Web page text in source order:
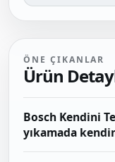
ÖNE ÇIKANLAR
Ürün
Bosch Kendini
yıkamada